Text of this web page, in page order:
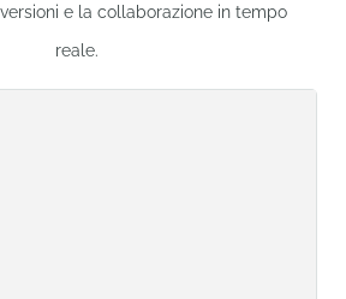
e la collaborazione in tempo
reale.